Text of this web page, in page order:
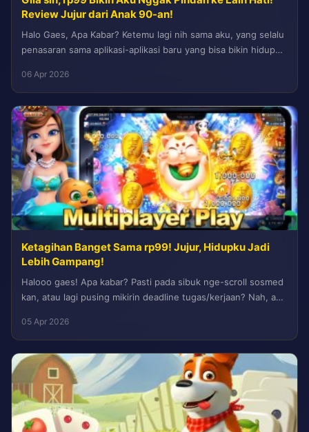
Review Jujur dari Anak 90-an!
Halo Gaes, Apa Kabar? Ketemu lagi nih sama aku, yang selalu
penasaran sama aplikasi-aplikasi baru yang bisa bikin hidup
06 Apr 2026
Ketagihan Banget Sama rp99! Jujur, Hidupku Jadi
Lebih Gampang!
Halooo gaes! Apa kabar? Pasti pada sibuk nge-scroll sosmed
kan, atau lagi pusing mikirin deadline tugas/kerjaan? Nah, aku
05 Apr 2026